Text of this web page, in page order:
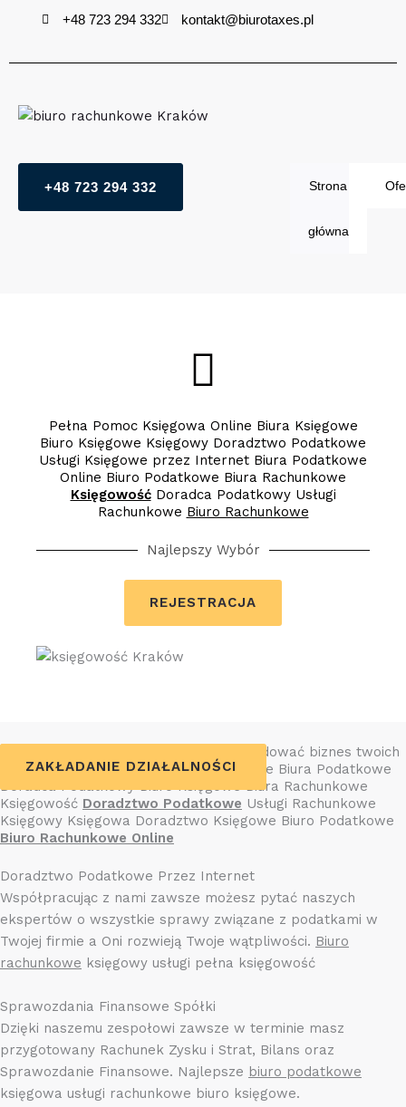
+48 723 294 332 kontakt@biurotaxes.pl
Strona
główna
+48 723 294 332
Pełna Pomoc Księgowa Online Biura Księgowe
Biuro Księgowe Księgowy Doradztwo Podatkowe
Usługi Księgowe przez Internet Biura Podatkowe
Online Biuro Podatkowe Biura Rachunkowe
KsięgowośćDoradca Podatkowy Usługi
Rachunkowe Biuro Rachunkowe
Najlepszy Wybór
REJESTRACJA
Dzięki naszym usługom pomożemy zbudować biznes twoich
marzeń. Usługi Księgowe Biura Księgowe Biura Podatkowe
Doradca Podatkowy Biuro Księgowe Biura Rachunkowe
Księgowość Doradztwo Podatkowe Usługi Rachunkowe
Księgowy Księgowa Doradztwo Księgowe Biuro Podatkowe
Biuro Rachunkowe Online
Doradztwo Podatkowe Przez Internet
Współpracując z nami zawsze możesz pytać naszych
ekspertów o wszystkie sprawy związane z podatkami w
Twojej firmie a Oni rozwieją Twoje wątpliwości. Biuro
rachunkowe księgowy usługi pełna księgowość
Sprawozdania Finansowe Spółki
Dzięki naszemu zespołowi zawsze w terminie masz
przygotowany Rachunek Zysku i Strat, Bilans oraz
Sprawozdanie Finansowe. Najlepsze biuro podatkowe
księgowa usługi rachunkowe biuro księgowe.
SPRAWOZDANIA FINANSOWE
ZAKŁADANIE DZIAŁALNOŚCI